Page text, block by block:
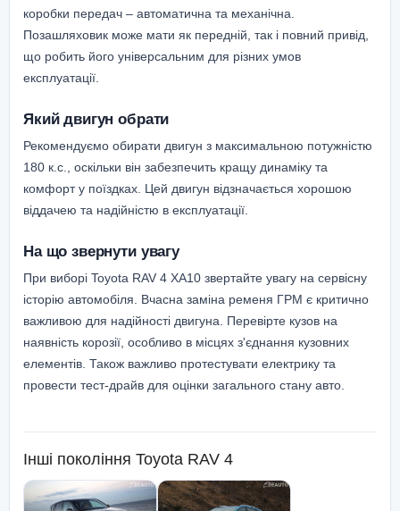
коробки передач – автоматична та механічна.
Позашляховик може мати як передній, так і повний привід,
що робить його універсальним для різних умов
експлуатації.
Який двигун обрати
Рекомендуємо обирати двигун з максимальною потужністю
180 к.с., оскільки він забезпечить кращу динаміку та
комфорт у поїздках. Цей двигун відзначається хорошою
віддачею та надійністю в експлуатації.
На що звернути увагу
При виборі Toyota RAV 4 XA10 звертайте увагу на сервісну
історію автомобіля. Вчасна заміна ременя ГРМ є критично
важливою для надійності двигуна. Перевірте кузов на
наявність корозії, особливо в місцях з'єднання кузовних
елементів. Також важливо протестувати електрику та
провести тест-драйв для оцінки загального стану авто.
Інші покоління Toyota RAV 4